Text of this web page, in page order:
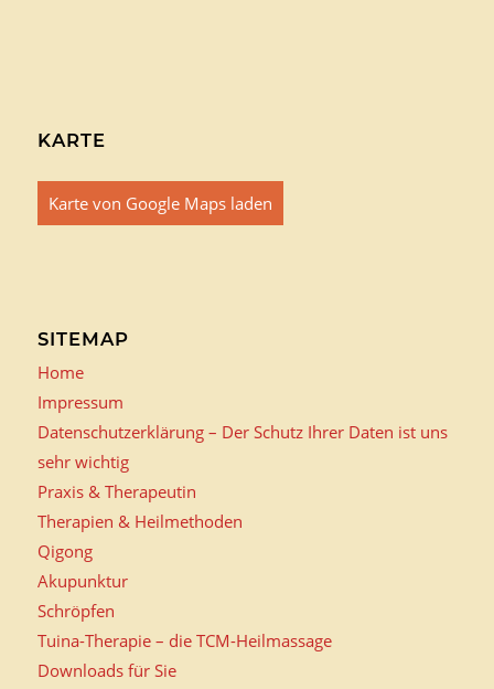
KARTE
Karte von Google Maps laden
SITEMAP
Home
Impressum
Datenschutzerklärung – Der Schutz Ihrer Daten ist uns
sehr wichtig
Praxis & Therapeutin
Therapien & Heilmethoden
Qigong
Akupunktur
Schröpfen
Tuina-Therapie – die TCM-Heilmassage
Downloads für Sie